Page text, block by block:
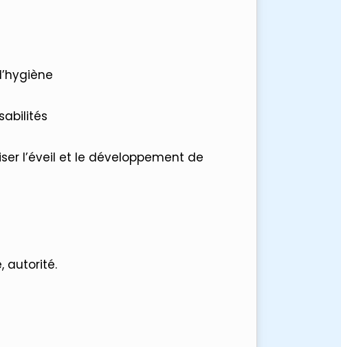
l’éveil et le développement de
autorité.